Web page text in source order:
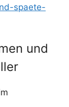
spaete-
und